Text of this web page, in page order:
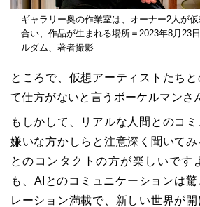
ギャラリー奥の作業室は、オーナー2人が
合い、作品が生まれる場所＝2023年8月23
ルダム、著者撮影
ところで、仮想アーティストたちと
て仕方がないと言うボーケルマンさ
もしかして、リアルな人間とのコ
嫌いな方かしらと注意深く聞いて
とのコンタクトの方が楽しいです
も、AIとのコミュニケーションは
レーション満載で、新しい世界が